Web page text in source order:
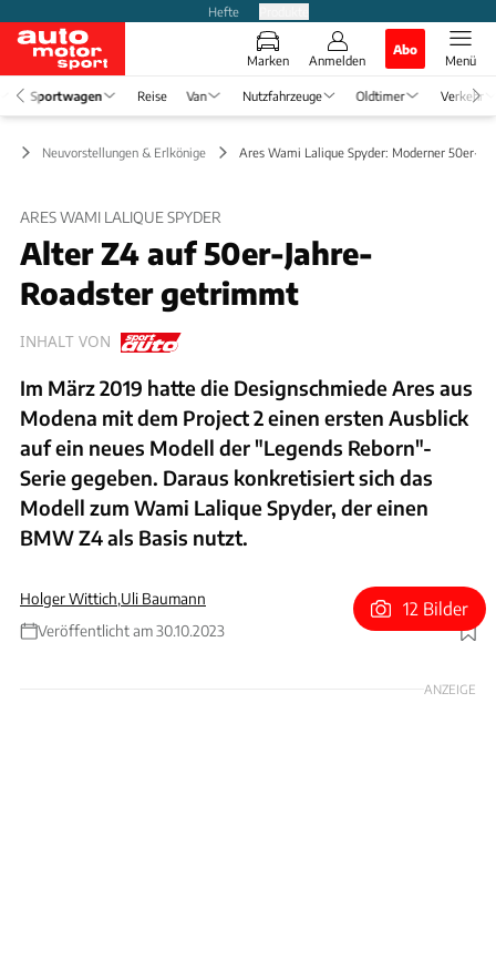
Hefte
Marken Anmelden
Abo
Menü
Sportwagen Reise Van Nutzfahrzeuge Oldtimer Verkehr
Neuvorstellungen & Erlkönige Ares Wami Lalique Spyder: Moderner 50er-
ARES WAMI LALIQUE SPYDER
Alter Z4 auf 50er-Jahre-
Roadster getrimmt
INHALT VON
Im März 2019 hatte die Designschmiede Ares aus
Modena mit dem Project 2 einen ersten Ausblick
auf ein neues Modell der "Legends Reborn"-
Serie gegeben. Daraus konkretisiert sich das
Modell zum Wami Lalique Spyder, der einen
BMW Z4 als Basis nutzt.
Holger Wittich,Uli Baumann
Veröffentlicht am 30.10.2023
Foto: Ares Design
12 Bilder
ANZEIGE